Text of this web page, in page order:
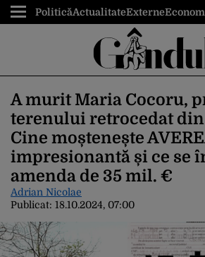
PoliticăActualitateExterne
A murit Maria Cocoru,
terenului retrocedat din
Cine moștenește
impresionantă și ce se
amenda de 35 mil. €
Adrian Nicolae
Publicat: 18.10.2024, 07:00